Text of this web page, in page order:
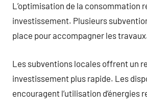
L’optimisation de la consommation
investissement. Plusieurs
place pour accompagner les
Les subventions locales offrent un
investissement plus rapide. Les
encouragent l’utilisation d’énergies